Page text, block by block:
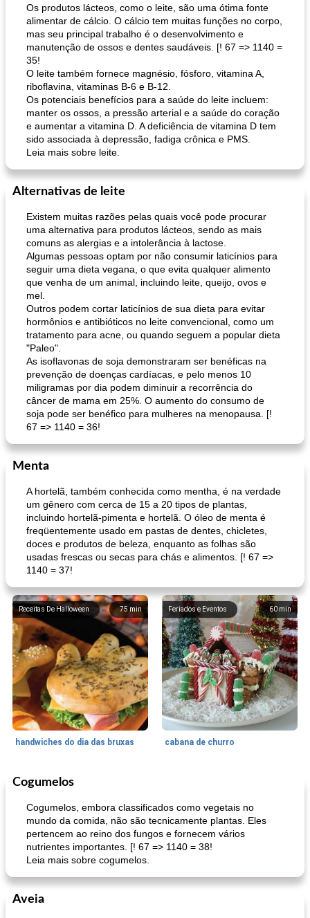
Os produtos lácteos, como o leite, são uma ótima fonte
alimentar de cálcio. O cálcio tem muitas funções no corpo,
mas seu principal trabalho é o desenvolvimento e
manutenção de ossos e dentes saudáveis. [! 67 => 1140 =
35!
O leite também fornece magnésio, fósforo, vitamina A,
riboflavina, vitaminas B-6 e B-12.
Os potenciais benefícios para a saúde do leite incluem:
manter os ossos, a pressão arterial e a saúde do coração
e aumentar a vitamina D. A deficiência de vitamina D tem
sido associada à depressão, fadiga crônica e PMS.
Leia mais sobre leite.
Alternativas de leite
Existem muitas razões pelas quais você pode procurar
uma alternativa para produtos lácteos, sendo as mais
comuns as alergias e a intolerância à lactose.
Algumas pessoas optam por não consumir laticínios para
seguir uma dieta vegana, o que evita qualquer alimento
que venha de um animal, incluindo leite, queijo, ovos e
mel.
Outros podem cortar laticínios de sua dieta para evitar
hormônios e antibióticos no leite convencional, como um
tratamento para acne, ou quando seguem a popular dieta
"Paleo".
As isoflavonas de soja demonstraram ser benéficas na
prevenção de doenças cardíacas, e pelo menos 10
miligramas por dia podem diminuir a recorrência do
câncer de mama em 25%. O aumento do consumo de
soja pode ser benéfico para mulheres na menopausa. [!
67 => 1140 = 36!
Menta
A hortelã, também conhecida como mentha, é na verdade
um gênero com cerca de 15 a 20 tipos de plantas,
incluindo hortelã-pimenta e hortelã. O óleo de menta é
freqüentemente usado em pastas de dentes, chicletes,
doces e produtos de beleza, enquanto as folhas são
usadas frescas ou secas para chás e alimentos. [! 67 =>
1140 = 37!
75min
Receitas De Halloween
handwiches do dia das bruxas
60 min
Feriados e Eventos
cabana de churro
Acompanhamento
Cogumelos
Cogumelos, embora classificados como vegetais no
mundo da comida, não são tecnicamente plantas. Eles
pertencem ao reino dos fungos e fornecem vários
nutrientes importantes. [! 67 => 1140 = 38!
Leia mais sobre cogumelos.
Aveia